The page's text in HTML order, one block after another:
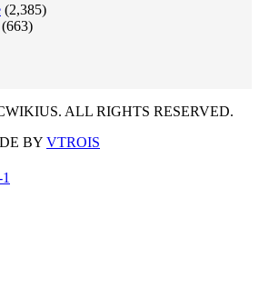
(2,385)
(663)
ALL RIGHTS RESERVED.
BY VTROIS